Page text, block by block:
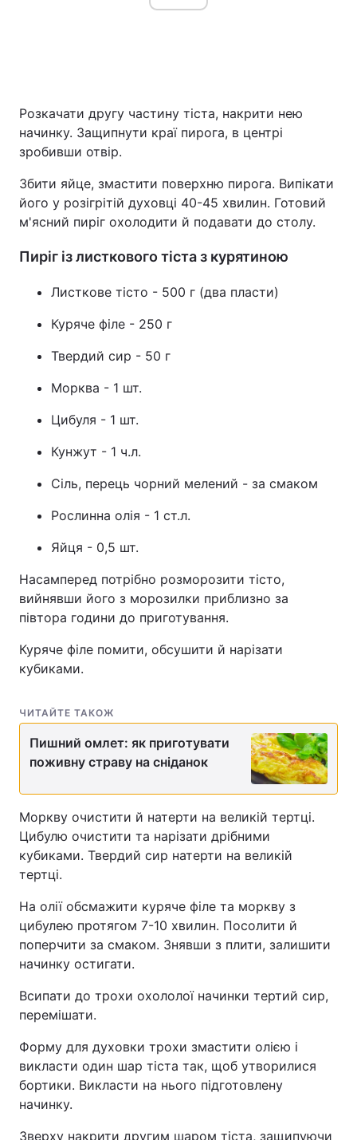
Розкачати другу частину тіста, накрити нею
начинку. Защипнути краї пирога, в центрі
зробивши отвір.
Збити яйце, змастити поверхню пирога. Випікати
його у розігрітій духовці 40-45 хвилин. Готовий
м'ясний пиріг охолодити й подавати до столу.
Пиріг із листкового тіста з курятиною
Листкове тісто - 500 г (два пласти)
Куряче філе - 250 г
Твердий сир - 50 г
Морква - 1 шт.
Цибуля - 1 шт.
Кунжут - 1 ч.л.
Сіль, перець чорний мелений - за смаком
Рослинна олія - 1 ст.л.
Яйця - 0,5 шт.
Насамперед потрібно розморозити тісто,
вийнявши його з морозилки приблизно за
півтора години до приготування.
Куряче філе помити, обсушити й нарізати
кубиками.
ЧИТАЙТЕ ТАКОЖ
Пишний омлет: як приготувати
поживну страву на сніданок
Моркву очистити й натерти на великій тертці.
Цибулю очистити та нарізати дрібними
кубиками. Твердий сир натерти на великій
тертці.
На олії обсмажити куряче філе та моркву з
цибулею протягом 7-10 хвилин. Посолити й
поперчити за смаком. Знявши з плити, залишити
начинку остигати.
Всипати до трохи охололої начинки тертий сир,
перемішати.
Форму для духовки трохи змастити олією і
викласти один шар тіста так, щоб утворилися
бортики. Викласти на нього підготовлену
начинку.
Зверху накрити другим шаром тіста, защипуючи